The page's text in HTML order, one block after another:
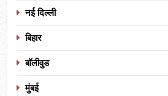
नई दिल्ली
बिहार
बॉलीवुड
मुंबई